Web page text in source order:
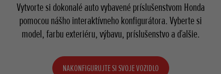
Vytvorte si dokonalé auto vybavené príslušenstvom Honda
pomocou nášho interaktívneho konfigurátora. Vyberte si
model, farbu exteriéru, výbavu, príslušenstvo a ďalšie.
NAKONFIGURUJTE SI SVOJE VOZIDLO